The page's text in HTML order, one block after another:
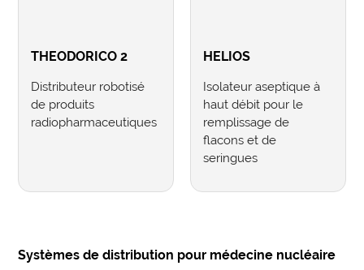
THEODORICO 2
Distributeur robotisé
de produits
radiopharmaceutiques
HELIOS
Isolateur aseptique à
haut débit pour le
remplissage de
flacons et de
seringues
Systèmes de distribution pour médecine nucléaire